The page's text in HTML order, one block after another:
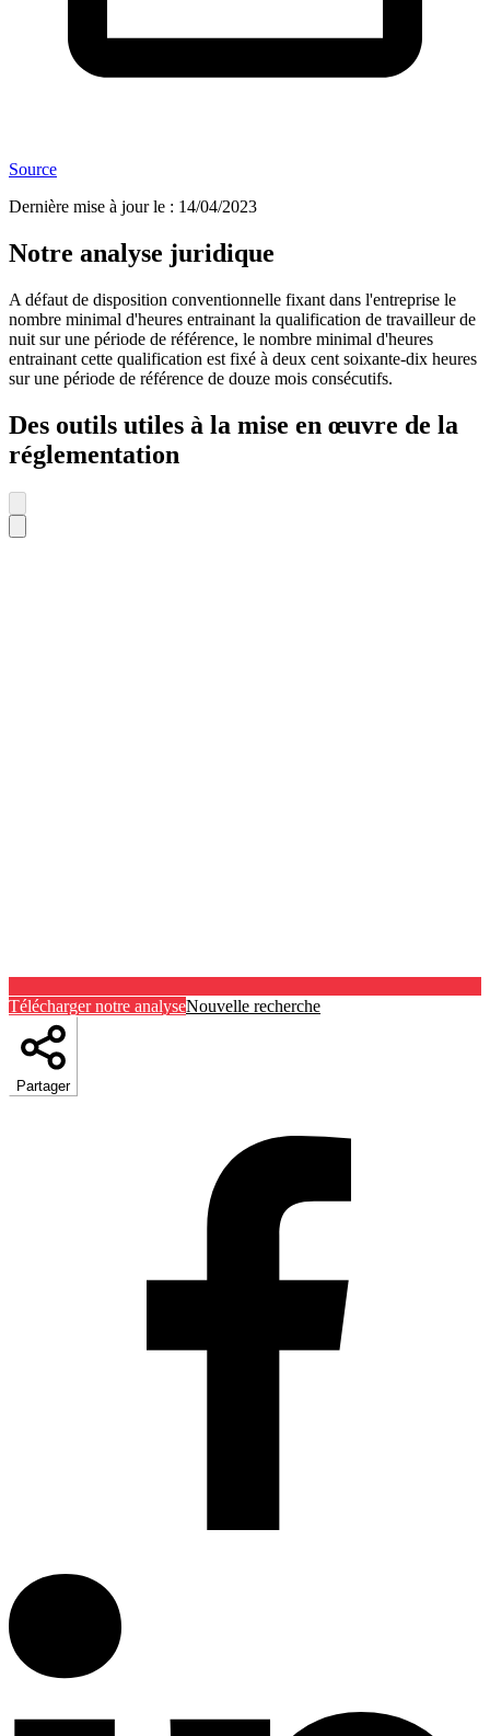
Source
Dernière mise à jour le : 14/04/2023
Notre analyse juridique
A défaut de disposition conventionnelle fixant dans l'entreprise le
nombre minimal d'heures entrainant la qualification de travailleur de
nuit sur une période de référence, le nombre minimal d'heures
entrainant cette qualification est fixé à deux cent soixante-dix heures
sur une période de référence de douze mois consécutifs.
Des outils utiles à la mise en œuvre de la
réglementation
Télécharger notre analyseNouvelle recherche
Partager